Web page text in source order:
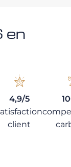
en
4,9/5
client